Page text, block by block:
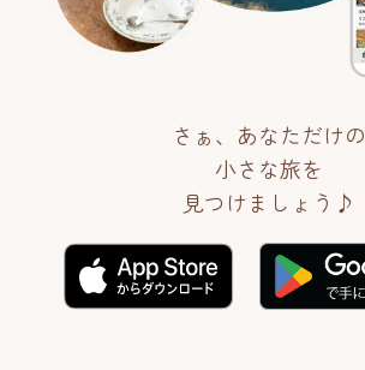
さぁ、あなただけの
小さな旅を
見つけましょう♪